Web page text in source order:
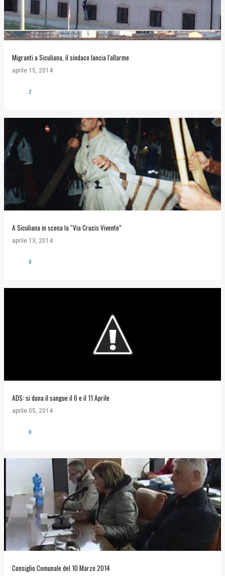
Migranti a Siculiana, il sindaco lancia l'allarme
aprile 15, 2014
2
A Siculiana in scena la “Via Crucis Vivente”
aprile 13, 2014
0
ADS: si dona il sangue il 6 e il 11 Aprile
aprile 05, 2014
0
Consiglio Comunale del 10 Marzo 2014